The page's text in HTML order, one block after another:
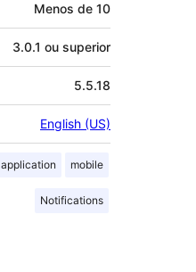
Menos de 10
3.0.1 ou superior
5.5.18
English (US)
application mobile
Notifications